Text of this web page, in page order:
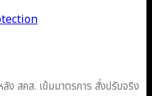
ง สคส. เข้มมาตรการ สั่งปรับจริง